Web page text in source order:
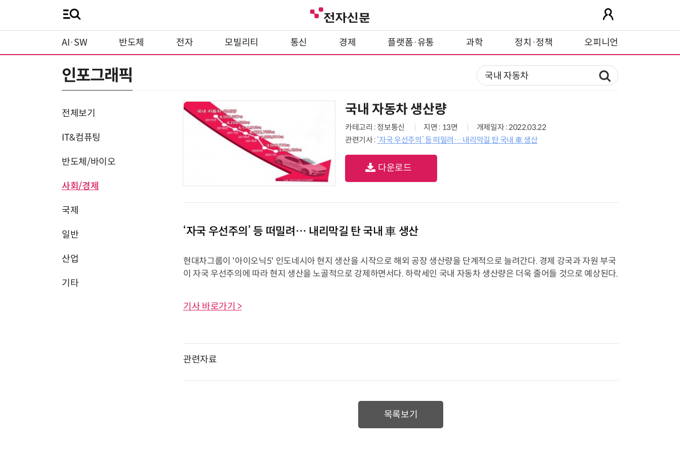
AI·SW 반도체 전자 모빌리티 통신 경제 플랫폼·유통 과학 정치·정책 오피니언
인포그래픽
전체보기
IT&컴퓨팅
반도체/바이오
사회/경제
국제
일반
산업
기타
국내 자동차 생산량
카테고리 : 정보통신 지면 : 13면
개제일자 : 2022.03.22
관련기사 : ‘자국 우선주의’ 등 떠밀려… 내리막길 탄 국내 車 생산
다운로드
‘자국 우선주의’ 등 떠밀려… 내리막길 탄 국내 車 생산
현대차그룹이 '아이오닉5' 인도네시아 현지 생산을 시작으로 해외 공장 생산량을 단계적으로 늘려간다. 경제 강국과 자원 부국
이 자국 우선주의에 따라 현지 생산을 노골적으로 강제하면서다. 하락세인 국내 자동차 생산량은 더욱 줄어들 것으로 예상된다.
기사 바로가기 >
관련자료
목록보기